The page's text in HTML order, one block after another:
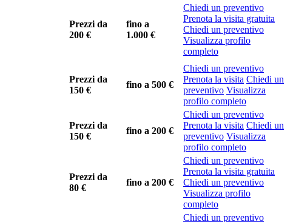
Prezzi da
200 €
fino a
1.000 €
Chiedi un preventivo
Prenota la visita gratuita
Chiedi un preventivo
Visualizza profilo
completo
Prezzi da
150 €
fino a 500 €
Chiedi un preventivo
Prenota la visita Chiedi un
preventivo Visualizza
profilo completo
Prezzi da
150 €
fino a 200 €
Chiedi un preventivo
Prenota la visita Chiedi un
preventivo Visualizza
profilo completo
Prezzi da
80 €
fino a 200 €
Chiedi un preventivo
Prenota la visita gratuita
Chiedi un preventivo
Visualizza profilo
completo
Chiedi un preventivo